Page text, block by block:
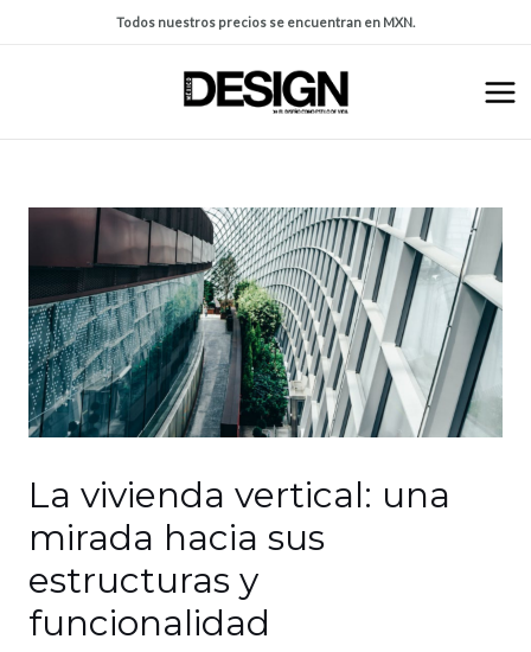
Todos nuestros precios se encuentran en MXN.
La vivienda vertical: una
mirada hacia sus
estructuras y
funcionalidad